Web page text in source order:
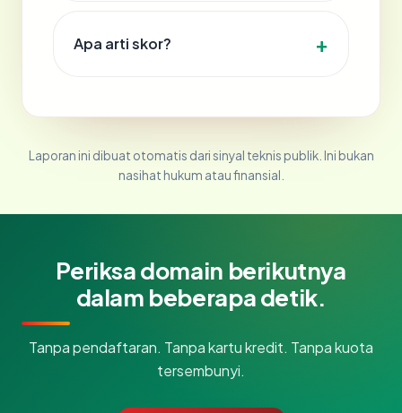
Apa arti skor?
Laporan ini dibuat otomatis dari sinyal teknis publik. Ini bukan
nasihat hukum atau finansial.
Periksa domain berikutnya
dalam beberapa detik.
Tanpa pendaftaran. Tanpa kartu kredit. Tanpa kuota
tersembunyi.